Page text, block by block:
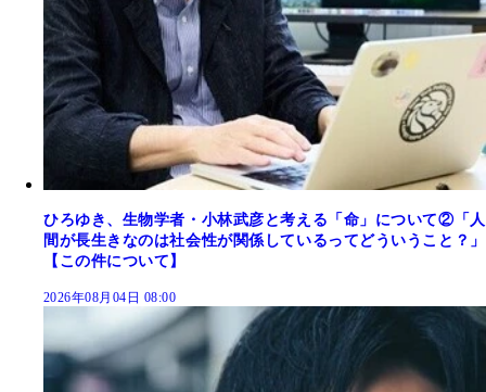
ひろゆき、生物学者・小林武彦と考える「命」について②「人
間が長生きなのは社会性が関係しているってどういうこと？」
【この件について】
2026年08月04日 08:00